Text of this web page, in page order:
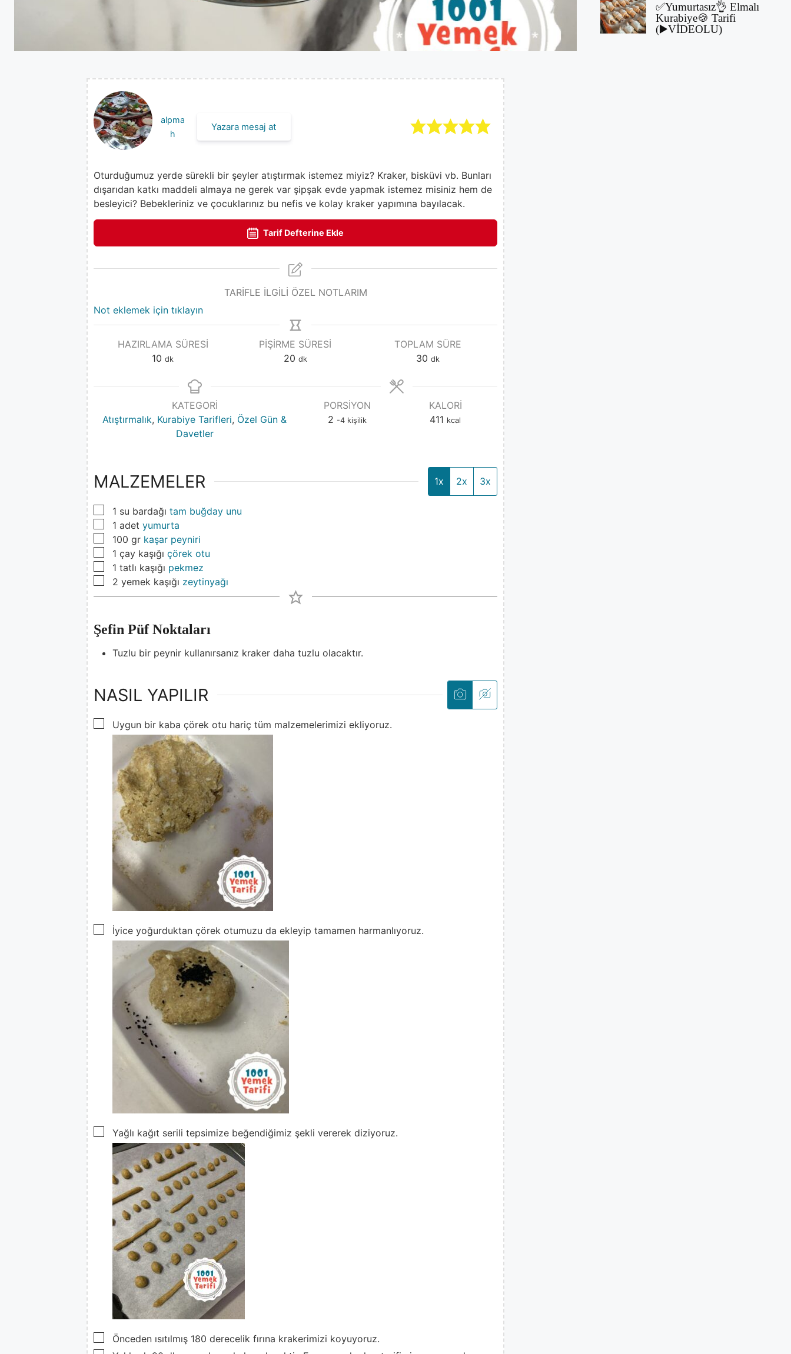
alpma
h
Yazara mesaj at
Oturduğumuz yerde sürekli bir şeyler atıştırmak istemez miyiz? Kraker, bisküvi vb. Bunları
dışarıdan katkı maddeli almaya ne gerek var şipşak evde yapmak istemez misiniz hem de
besleyici? Bebekleriniz ve çocuklarınız bu nefis ve kolay kraker yapımına bayılacak.
Tarif Defterine Ekle
TARİFLE İLGİLİ ÖZEL NOTLARIM
Not eklemek için tıklayın
HAZIRLAMA SÜRESI
10 dk
PIŞIRME SÜRESI
20 dk
TOPLAM SÜRE
30 dk
KATEGORI
Atıştırmalık, Kurabiye Tarifleri, Özel Gün &
Davetler
PORSIYON
2 -4 kişilik
KALORI
411 kcal
MALZEMELER 1x 2x 3x
▢
1 su bardağı tam buğday unu
▢
1 adet yumurta
▢
100 gr kaşar peyniri
▢
1 çay kaşığı çörek otu
▢
1 tatlı kaşığı pekmez
▢
2 yemek kaşığı zeytinyağı
Şefin Püf Noktaları
Tuzlu bir peynir kullanırsanız kraker daha tuzlu olacaktır.
NASIL YAPILIR
▢Uygun bir kaba çörek otu hariç tüm malzemelerimizi ekliyoruz.
▢
İyice yoğurduktan çörek otumuzu da ekleyip tamamen harmanlıyoruz.
▢
Yağlı kağıt serili tepsimize beğendiğimiz şekli vererek diziyoruz.
▢
Önceden ısıtılmış 180 derecelik fırına krakerimizi koyuyoruz.
✅Yumurtasız👌 Elmalı
Kurabiye🍪 Tarifi
(▶️VİDEOLU)